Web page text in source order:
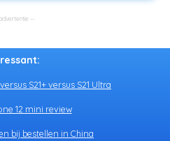
S21+ versus S21 Ultra
12 mini review
bij bestellen in China